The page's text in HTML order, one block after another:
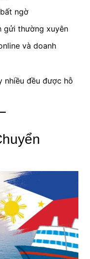
ngờ
gửi thường xuyên
và doanh
nhiều đều được hỗ